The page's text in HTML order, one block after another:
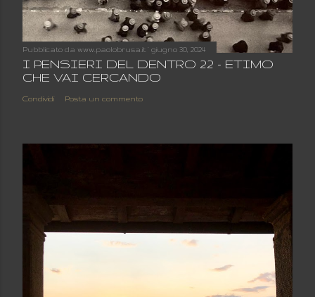
Pubblicato da www.paolobrusa.it giugno 30, 2024
I PENSIERI DEL DENTRO 22 - ETIMO
CHE VAI CERCANDO
Condividi Posta un commento